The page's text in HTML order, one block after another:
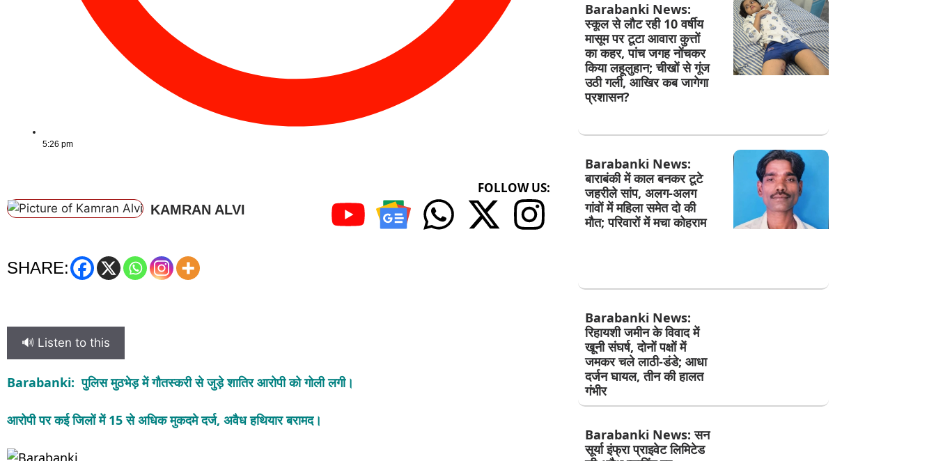
5:26 pm
KAMRAN ALVI
FOLLOW US:
SHARE:
🔊 Listen to this
Barabanki: पुलिस मुठभेड़ में गौतस्करी से जुड़े शातिर आरोपी को गोली लगी।
आरोपी पर कई जिलों में 15 से अधिक मुकदमे दर्ज, अवैध हथियार बरामद।
Barabanki News:
स्कूल से लौट रही 10 वर्षीय
मासूम पर टूटा आवारा कुत्तों
का कहर, पांच जगह नोंचकर
किया लहूलुहान; चीखों से गूंज
उठी गली, आखिर कब जागेगा
प्रशासन?
Barabanki News:
बाराबंकी में काल बनकर टूटे
जहरीले सांप, अलग-अलग
गांवों में महिला समेत दो की
मौत; परिवारों में मचा कोहराम
Barabanki News:
रिहायशी जमीन के विवाद में
खूनी संघर्ष, दोनों पक्षों में
जमकर चले लाठी-डंडे; आधा
दर्जन घायल, तीन की हालत
गंभीर
Barabanki News: सन
सूर्या इंफ्रा प्राइवेट लिमिटेड